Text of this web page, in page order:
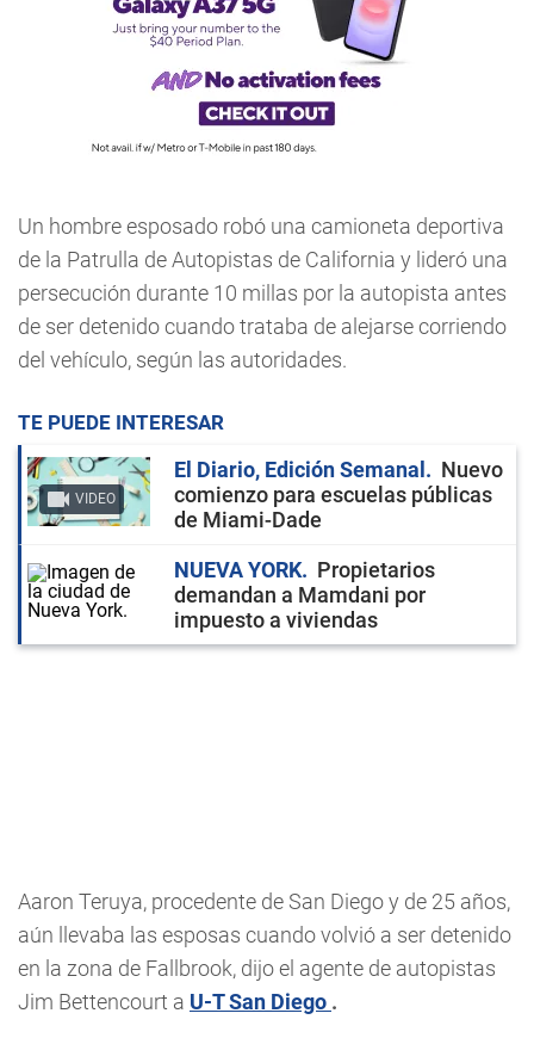
Un hombre esposado robó una camioneta deportiva
de la Patrulla de Autopistas de California y lideró una
persecución durante 10 millas por la autopista antes
de ser detenido cuando trataba de alejarse corriendo
del vehículo, según las autoridades.
TE PUEDE INTERESAR
VIDEO
El Diario, Edición Semanal
Nuevo
comienzo para escuelas públicas
de Miami-Dade
NUEVA YORK
Propietarios
demandan a Mamdani por
impuesto a viviendas
Aaron Teruya, procedente de San Diego y de 25 años,
aún llevaba las esposas cuando volvió a ser detenido
en la zona de Fallbrook, dijo el agente de autopistas
Jim Bettencourt a U-T San Diego .